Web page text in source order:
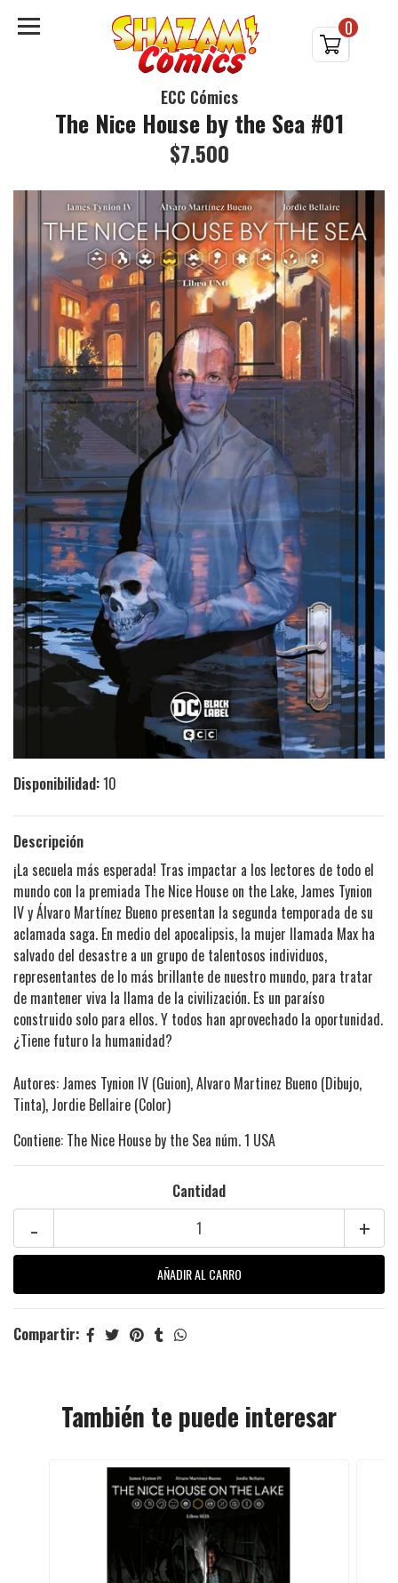
0
ECC Cómics
The Nice House by the Sea #01
$7.500
Disponibilidad:10
Descripción
¡La secuela más esperada! Tras impactar a los lectores de todo el
mundo con la premiada The Nice House on the Lake, James Tynion
IV y Álvaro Martínez Bueno presentan la segunda temporada de su
aclamada saga. En medio del apocalipsis, la mujer llamada Max ha
salvado del desastre a un grupo de talentosos individuos,
representantes de lo más brillante de nuestro mundo, para tratar
de mantener viva la llama de la civilización. Es un paraíso
construido solo para ellos. Y todos han aprovechado la oportunidad.
¿Tiene futuro la humanidad?
Autores: James Tynion IV (Guion), Alvaro Martinez Bueno (Dibujo,
Tinta), Jordie Bellaire (Color)
Contiene: The Nice House by the Sea núm. 1 USA
Cantidad
+
-
Compartir:
También te puede interesar